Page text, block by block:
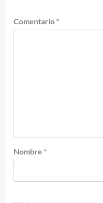
Comentario *
Nombre *